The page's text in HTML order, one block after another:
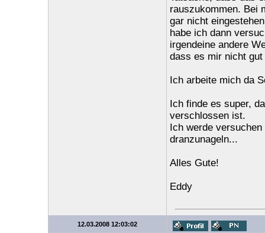
rauszukommen. Bei
gar nicht
habe ich dann
irgendeine andere
dass es mir nicht
Ich arbeite mich da
Ich finde es super,
verschlossen ist.
Ich werde
dranzunageln...
Alles Gute!
Eddy
12.03.2008 12:03:02